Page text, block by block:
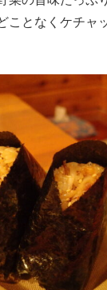
ことなくケチャ